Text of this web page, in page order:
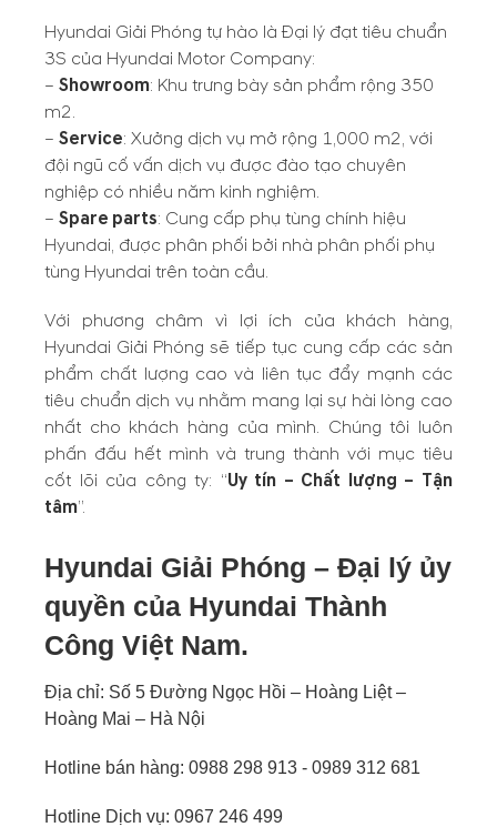
Hyundai Giải Phóng tự hào là Đại lý đạt tiêu chuẩn
3S của Hyundai Motor Company:
– Showroom: Khu trưng bày sản phẩm rộng 350
m2.
– Service: Xưởng dịch vụ mở rộng 1,000 m2, với
đội ngũ cố vấn dịch vụ được đào tạo chuyên
nghiệp có nhiều năm kinh nghiệm.
– Spare parts: Cung cấp phụ tùng chính hiệu
Hyundai, được phân phối bởi nhà phân phối phụ
tùng Hyundai trên toàn cầu.
Với phương châm vì lợi ích của khách hàng,
Hyundai Giải Phóng sẽ tiếp tục cung cấp các sản
phẩm chất lượng cao và liên tục đẩy mạnh các
tiêu chuẩn dịch vụ nhằm mang lại sự hài lòng cao
nhất cho khách hàng của mình. Chúng tôi luôn
phấn đấu hết mình và trung thành với mục tiêu
cốt lõi của công ty: “Uy tín – Chất lượng – Tận
tâm”.
Hyundai Giải Phóng – Đại lý ủy
quyền của Hyundai Thành
Công Việt Nam.
Địa chỉ: Số 5 Đường Ngọc Hồi – Hoàng Liệt –
Hoàng Mai – Hà Nội
Hotline bán hàng: 0988 298 913 - 0989 312 681
Hotline Dịch vụ: 0967 246 499